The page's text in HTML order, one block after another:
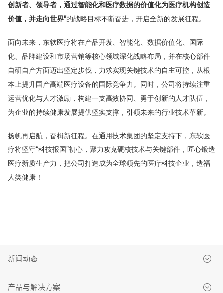
创新者、领导者，通过智能化和医疗数据的价值化为医疗机构创造
价值，并走向世界”的战略目标不断奋进，开启全新的发展征程。
面向未来，东软医疗将在产品开发、智能化、数据价值化、国际
化、品牌建设和市场营销等核心领域深化战略布局，并在核心部件
自研自产方面迈出坚定步伐，力求实现关键技术的自主可控，从根
本上提升国产高端医疗设备的国际竞争力。同时，公司将持续注重
运营优化与人才激励，构建一支高效协同、勇于创新的人才队伍，
为企业的持续健康发展提供坚实支撑，引领未来的行业技术革新。
扬帆再启航，奋楫新征程。在通用技术集团的坚定支持下，东软医
疗将坚守“科技报国”初心，聚力攻克硬核技术与关键部件，匠心锻造
医疗新质生产力，把公司打造成为全球领先的医疗科技企业，造福
人类健康！
新闻动态
品牌新闻
产品与解决方案